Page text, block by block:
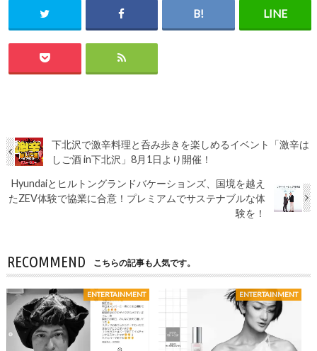
下北沢で激辛料理と呑み歩きを楽しめるイベント「激辛は
しご酒 in下北沢」8月1日より開催！
Hyundaiとヒルトングランドバケーションズ、国境を越え
たZEV体験で協業に合意！プレミアムでサステナブルな体
験を！
RECOMMEND こちらの記事も人気です。
ENTERTAINMENT ENTERTAINMENT